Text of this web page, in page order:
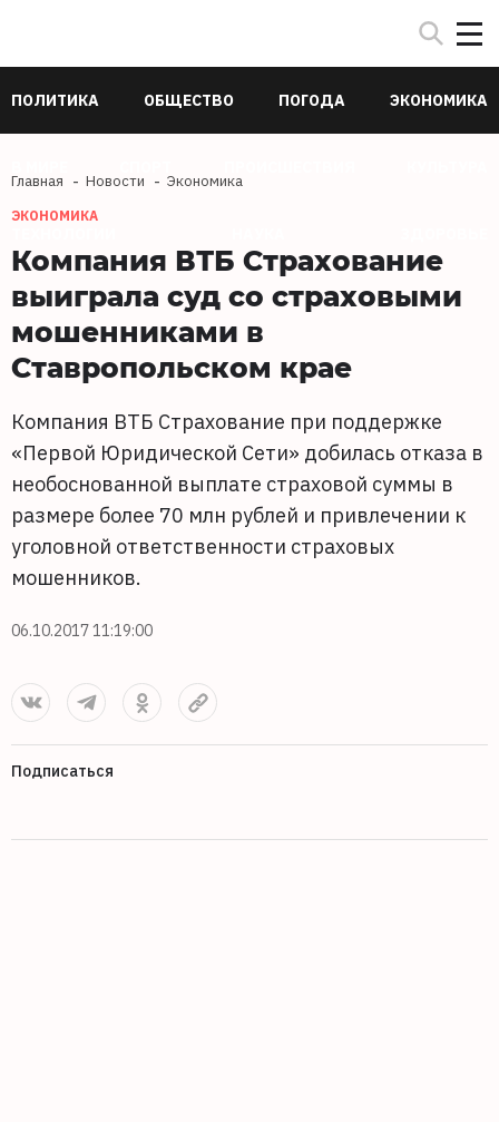
ПОЛИТИКА ОБЩЕСТВО ПОГОДА ЭКОНОМИКА
Главная Новости Экономика
ЭКОНОМИКА
Компания ВТБ Страхование
выиграла суд со страховыми
мошенниками в
Ставропольском крае
Компания ВТБ Страхование при поддержке
«Первой Юридической Сети» добилась отказа в
необоснованной выплате страховой суммы в
размере более 70 млн рублей и привлечении к
уголовной ответственности страховых
мошенников.
06.10.2017 11:19:00
Подписаться